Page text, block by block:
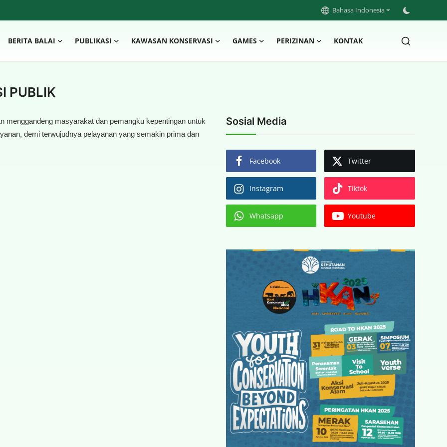
Bahasa Indonesia
BERITA BALAI PUBLIKASI KAWASAN KONSERVASI GAMES PERIZINAN KONTAK
PUBLIK
menggandeng masyarakat dan pemangku kepentingan untuk
demi terwujudnya pelayanan yang semakin prima dan
Sosial Media
Facebook Twitter
Instagram Tiktok
Whatsapp Youtube